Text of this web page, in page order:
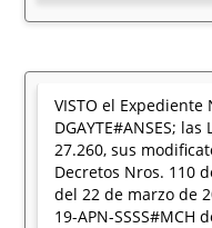
VISTO el Expediente
DGAYTE#ANSES;
27.260, sus
Decretos Nros. 110
del 22 de marzo de
19-APN-SSSS#MCH